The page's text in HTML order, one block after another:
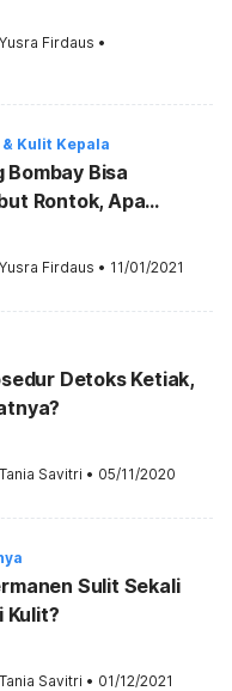
Firdaus •
Kulit Kepala
Bombay Bisa
Rontok, Apa
Firdaus • 11/01/2021
Detoks Ketiak,
Savitri • 05/11/2020
Sulit Sekali
Kulit?
Savitri • 01/12/2021